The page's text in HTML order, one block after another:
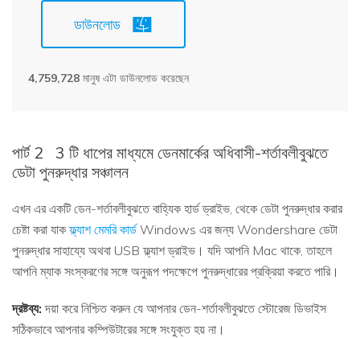
ডাউনলোড
4,759,730 মানুষ এটা ডাউনলোড করেছেন
পার্ট 2
3 টি ধাপের মাধ্যমে ডেনমার্কের অধিবাসী-শর্তাবলীবুঝতে
ডেটা পুনরুদ্ধার সঞ্চালন
এখন এর একটি ডেন-শর্তাবলীবুঝতে বাহ্যিক হার্ড ড্রাইভ, থেকে ডেটা পুনরুদ্ধার করার
চেষ্টা করা যাকফ্ল্যাশ মেমরি কার্ডWindows এর জন্য Wondershare ডেটা
পুনরুদ্ধার সাহায্যে অথবা USB ফ্ল্যাশ ড্রাইভ। যদি আপনি Mac থাকে, তাহলে
আপনি ম্যাক সংস্করণের সঙ্গে অনুরূপ পদক্ষেপে পুনরুদ্ধারের প্রক্রিয়া করতে পারি।
দ্রষ্টব্য: দয়া করে নিশ্চিত করুন যে আপনার ডেন-শর্তাবলীবুঝতে স্টোরেজ ডিভাইস
সঠিকভাবে আপনার কম্পিউটারের সঙ্গে সংযুক্ত হয় না।